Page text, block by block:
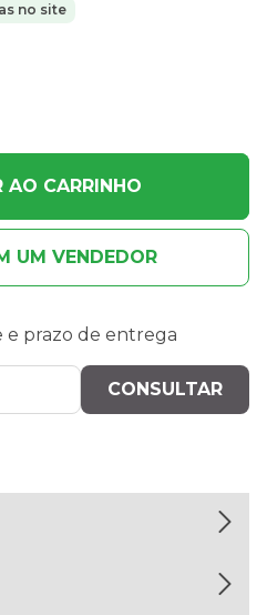
no site
AO CARRINHO
UM VENDEDOR
e prazo de entrega